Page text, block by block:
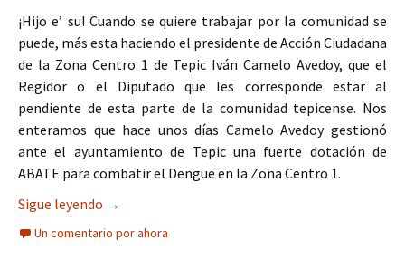
¡Hijo e’ su! Cuando se quiere trabajar por la comunidad se
puede, más esta haciendo el presidente de Acción Ciudadana
de la Zona Centro 1 de Tepic Iván Camelo Avedoy, que el
Regidor o el Diputado que les corresponde estar al
pendiente de esta parte de la comunidad tepicense. Nos
enteramos que hace unos días Camelo Avedoy gestionó
ante el ayuntamiento de Tepic una fuerte dotación de
ABATE para combatir el Dengue en la Zona Centro 1.
Sigue leyendo Presidente de Acción Ciudadana entrega casa
→
Un comentario por ahora